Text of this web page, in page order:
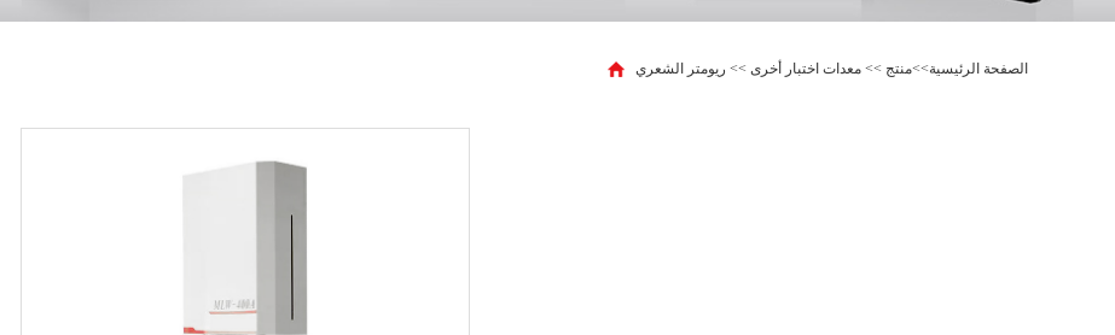
الصفحة الرئيسية>>منتج >> معدات اختبار أخرى >> ريومتر الشعري